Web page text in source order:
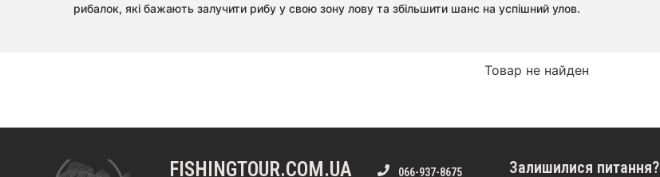
рибалок, які бажають залучити рибу у свою зону лову та збільшити шанс на успішний улов.
Товар не найден
FISHINGTOUR.COM.UA 066-937-8675 Залишилися питання?